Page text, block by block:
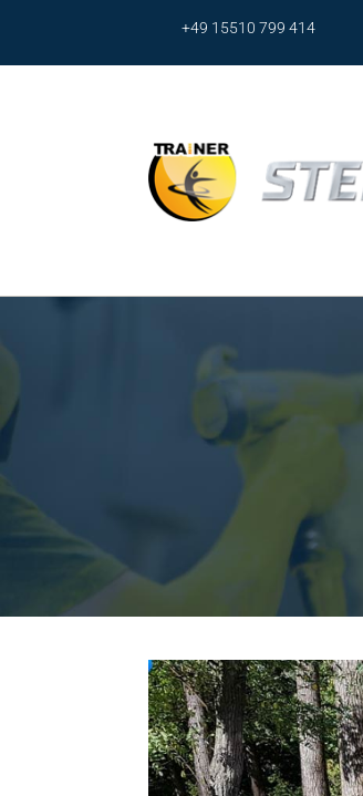
+49 15510 799 414